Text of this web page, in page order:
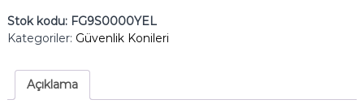
Stok kodu: FG9S0000YEL
Kategoriler: Güvenlik Konileri
Açıklama